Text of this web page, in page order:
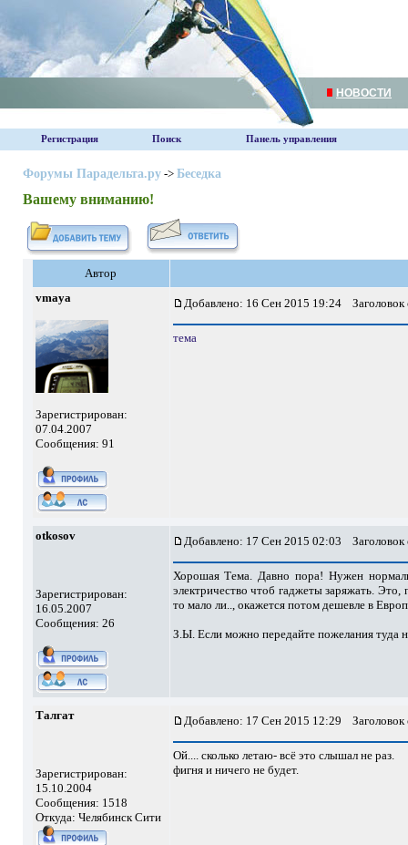
НОВОСТИ
Регистрация Поиск Панель управления
Форумы Парадельта.ру-> Беседка
Вашему вниманию!
Автор
vmaya
Зарегистрирован:
07.04.2007
Сообщения: 91
Добавлено: 16 Сен 2015 19:24
тема
otkosov
Зарегистрирован:
16.05.2007
Сообщения: 26
Добавлено: 17 Сен 2015 02:03
Хорошая Тема. Давно пора! Нужен
электричество чтоб гаджеты заряжать.
то мало ли.., окажется потом дешевле в
З.Ы. Если можно передайте пожелания туда
Талгат
Зарегистрирован:
15.10.2004
Сообщения: 1518
Откуда: Челябинск Сити
Добавлено: 17 Сен 2015 12:29
Ой.... сколько летаю- всё это слышал не раз.
фигня и ничего не будет.